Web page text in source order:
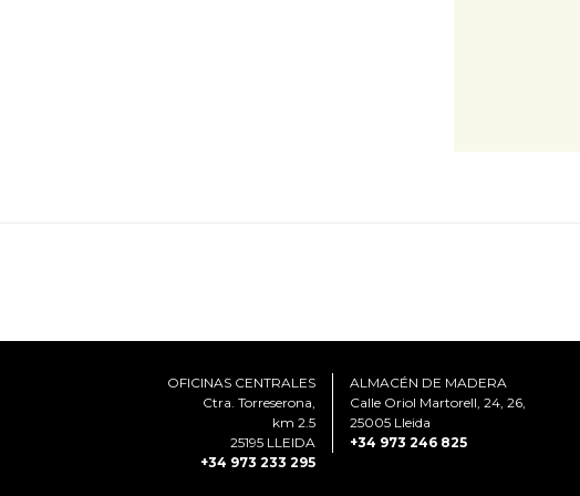
OFICINAS CENTRALES
Ctra. Torreserona,
km 2.5
25195 LLEIDA
+34 973 233 295
ALMACÉN DE MADERA
Calle Oriol Martorell, 24, 26,
25005 Lleida
+34 973 246 825